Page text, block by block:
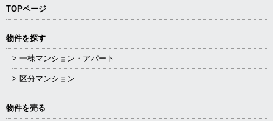
TOPページ
物件を探す
> 一棟マンション・アパート
> 区分マンション
物件を売る